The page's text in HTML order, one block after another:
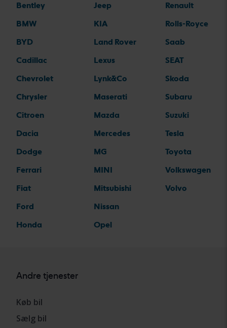
Bentley
BMW
BYD
Cadillac
Chevrolet
Chrysler
Citroen
Dacia
Dodge
Ferrari
Fiat
Ford
Honda
Jeep
KIA
Land Rover
Lexus
Lynk&Co
Maserati
Mazda
Mercedes
MG
MINI
Mitsubishi
Nissan
Opel
Renault
Rolls-Royce
Saab
SEAT
Skoda
Subaru
Suzuki
Tesla
Toyota
Volkswagen
Volvo
Andre tjenester
Køb bil
Sælg bil